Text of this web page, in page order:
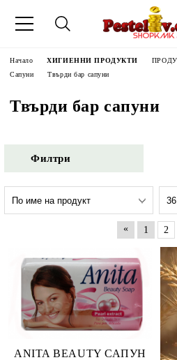
НА
Начало ХИГИЕННИ ПРОДУКТИ
Сапуни
Твърди бар сапуни
Твърди бар сапуни
Филтри
« 1 2
ANITA BEAUTY САПУН